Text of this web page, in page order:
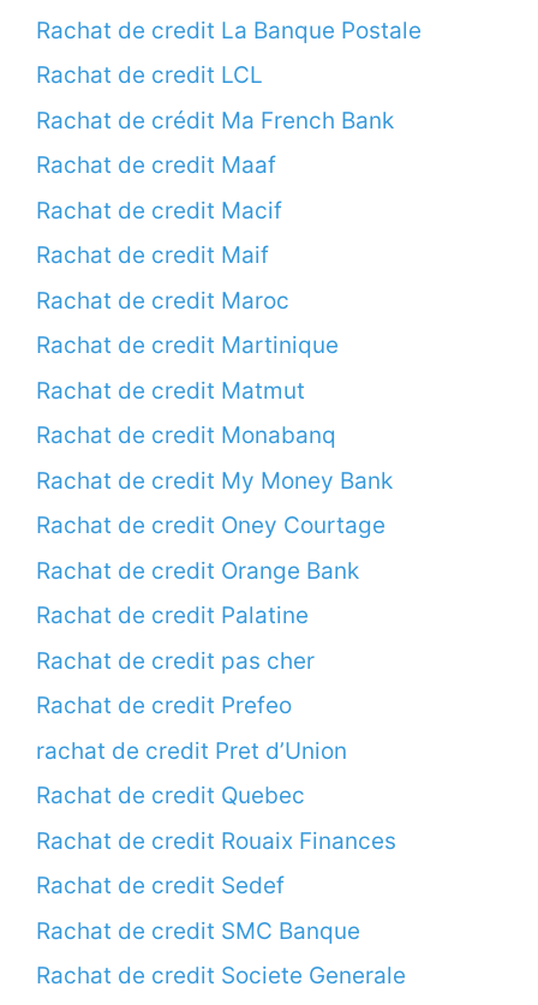
Rachat de credit La Banque Postale
Rachat de credit LCL
Rachat de crédit Ma French Bank
Rachat de credit Maaf
Rachat de credit Macif
Rachat de credit Maif
Rachat de credit Maroc
Rachat de credit Martinique
Rachat de credit Matmut
Rachat de credit Monabanq
Rachat de credit My Money Bank
Rachat de credit Oney Courtage
Rachat de credit Orange Bank
Rachat de credit Palatine
Rachat de credit pas cher
Rachat de credit Prefeo
rachat de credit Pret d’Union
Rachat de credit Quebec
Rachat de credit Rouaix Finances
Rachat de credit Sedef
Rachat de credit SMC Banque
Rachat de credit Societe Generale